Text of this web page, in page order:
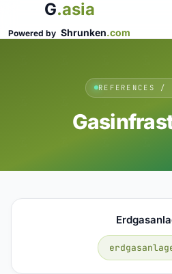
G.asia
Powered by Shrunken.com
REFERENCES /